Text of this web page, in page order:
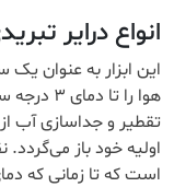
انواع درایر
این ابزار به عنوان
هوا را
تقطیر و جداسازی آب